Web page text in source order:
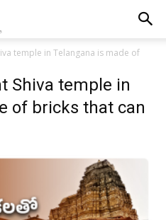
temple in Telangana is made of
Shiva temple in
of bricks that can